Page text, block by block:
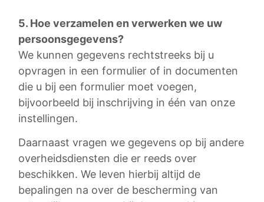
5. Hoe verzamelen en verwerken we uw
persoonsgegevens?
We kunnen gegevens rechtstreeks bij u
opvragen in een formulier of in documenten
die u bij een formulier moet voegen,
bijvoorbeeld bij inschrijving in één van onze
instellingen.
Daarnaast vragen we gegevens op bij andere
overheidsdiensten die er reeds over
beschikken. We leven hierbij altijd de
bepalingen na over de bescherming van